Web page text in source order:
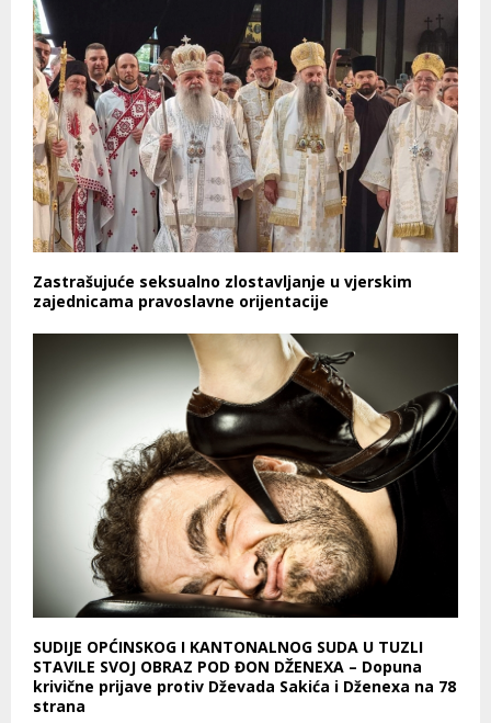
Zastrašujuće seksualno zlostavljanje u vjerskim
zajednicama pravoslavne orijentacije
SUDIJE OPĆINSKOG I KANTONALNOG SUDA U TUZLI
STAVILE SVOJ OBRAZ POD ĐON DŽENEXA – Dopuna
krivične prijave protiv Dževada Sakića i Dženexa na 78
strana